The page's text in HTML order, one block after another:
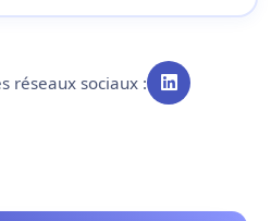
réseaux sociaux :